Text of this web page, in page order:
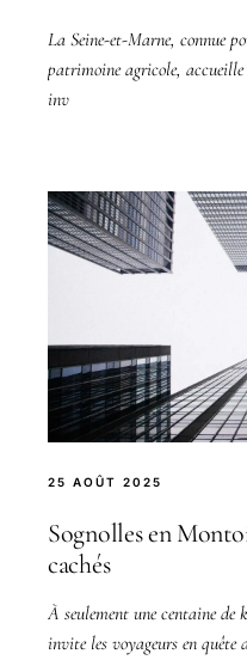
La Seine-et-Marne, connue
patrimoine agricole, accueille
inv
25 AOÛT 2025
Sognolles en
cachés
À seulement une centaine de
invite les voyageurs en quête